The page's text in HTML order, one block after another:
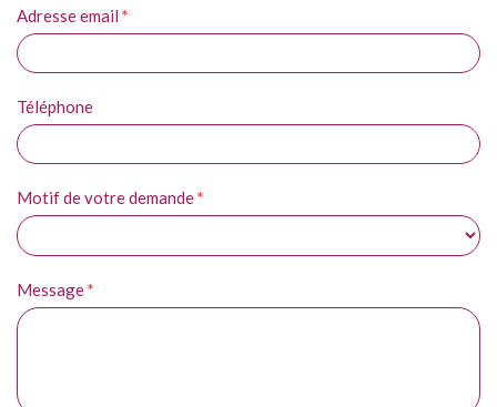
Adresse email *
Téléphone
Motif de votre demande*
Message*
pas
ce
champ.